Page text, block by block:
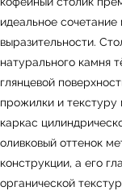
идеальное
выразительности.
натурального камня
глянцевой
прожилки и
каркас
оливковый оттенок
конструкции, а его
органической